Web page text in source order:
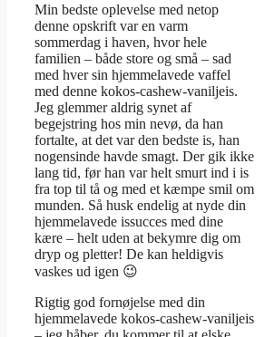
Min bedste oplevelse med netop
denne opskrift var en varm
sommerdag i haven, hvor hele
familien – både store og små – sad
med hver sin hjemmelavede vaffel
med denne kokos-cashew-vaniljeis.
Jeg glemmer aldrig synet af
begejstring hos min nevø, da han
fortalte, at det var den bedste is, han
nogensinde havde smagt. Der gik ikke
lang tid, før han var helt smurt ind i is
fra top til tå og med et kæmpe smil om
munden. Så husk endelig at nyde din
hjemmelavede issucces med dine
kære – helt uden at bekymre dig om
dryp og pletter! De kan heldigvis
vaskes ud igen 😉
Rigtig god fornøjelse med din
hjemmelavede kokos-cashew-vaniljeis